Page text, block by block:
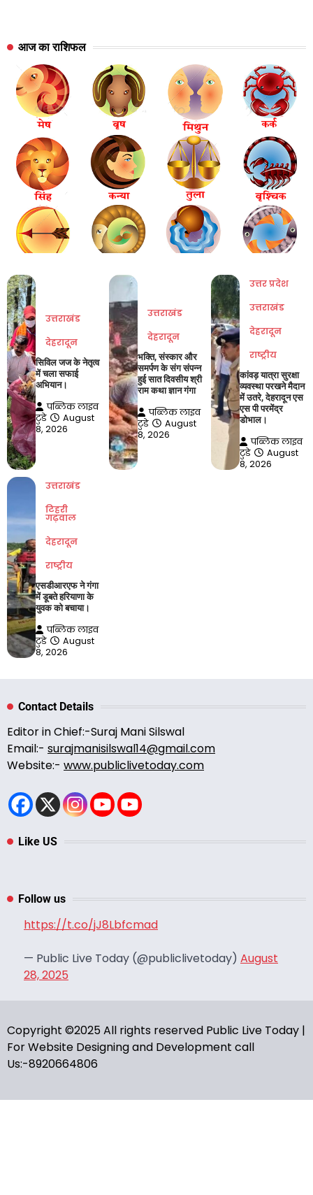
आज का राशिफल
उत्तराखंड
देहरादून
सिविल जज के नेतृत्व
में चला सफाई
अभियान।
पब्लिक लाइव
टुडे
August
8, 2026
उत्तराखंड
देहरादून
भक्ति, संस्कार और
समर्पण के संग संपन्न
हुई सात दिवसीय श्री
राम कथा ज्ञान गंगा
पब्लिक लाइव
टुडे
August
8, 2026
उत्तर प्रदेश
उत्तराखंड
देहरादून
राष्ट्रीय
कांवड़ यात्रा सुरक्षा
व्यवस्था परखने मैदान
में उतरे, देहरादून एस
एस पी परमेंद्र
डोभाल।
पब्लिक लाइव
टुडे
August
8, 2026
उत्तराखंड
टिहरी
गढ़वाल
देहरादून
राष्ट्रीय
एसडीआरएफ ने गंगा
में डूबते हरियाणा के
युवक को बचाया।
पब्लिक लाइव
टुडे
August
8, 2026
Contact Details
Editor in Chief:-Suraj Mani Silswal
Email:- surajmanisilswal14@gmail.com
Website:- www.publiclivetoday.com
Like US
Follow us
https://t.co/jJ8Lbfcmad
— Public Live Today (@publiclivetoday) August
28, 2025
Copyright ©2025 All rights reserved Public Live Today |
For Website Designing and Development call
Us:-8920664806